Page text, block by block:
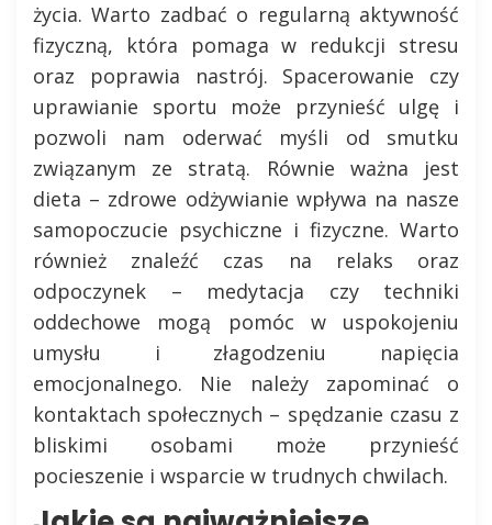
życia. Warto zadbać o regularną aktywność
fizyczną, która pomaga w redukcji stresu
oraz poprawia nastrój. Spacerowanie czy
uprawianie sportu może przynieść ulgę i
pozwoli nam oderwać myśli od smutku
związanym ze stratą. Równie ważna jest
dieta – zdrowe odżywianie wpływa na nasze
samopoczucie psychiczne i fizyczne. Warto
również znaleźć czas na relaks oraz
odpoczynek – medytacja czy techniki
oddechowe mogą pomóc w uspokojeniu
umysłu i złagodzeniu napięcia
emocjonalnego. Nie należy zapominać o
kontaktach społecznych – spędzanie czasu z
bliskimi osobami może przynieść
pocieszenie i wsparcie w trudnych chwilach.